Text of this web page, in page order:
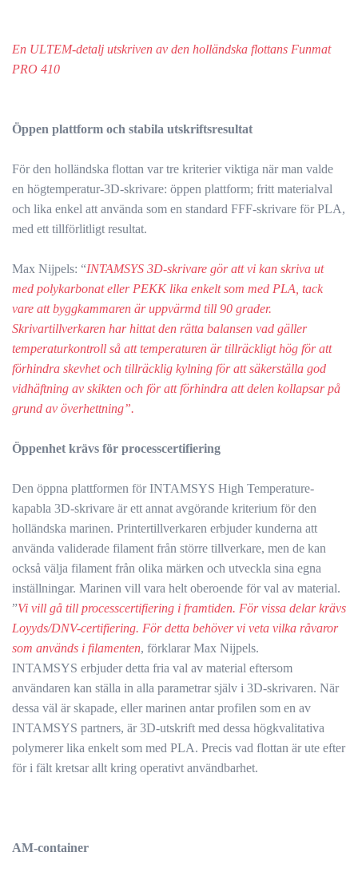
En ULTEM-detalj utskriven av den holländska flottans Funmat
PRO 410
Öppen plattform och stabila utskriftsresultat
För den holländska flottan var tre kriterier viktiga när man valde
en högtemperatur-3D-skrivare: öppen plattform; fritt materialval
och lika enkel att använda som en standard FFF-skrivare för PLA,
med ett tillförlitligt resultat.
Max Nijpels: “INTAMSYS 3D-skrivare gör att vi kan skriva ut
med polykarbonat eller PEKK lika enkelt som med PLA, tack
vare att byggkammaren är uppvärmd till 90 grader.
Skrivartillverkaren har hittat den rätta balansen vad gäller
temperaturkontroll så att temperaturen är tillräckligt hög för att
förhindra skevhet och tillräcklig kylning för att säkerställa god
vidhäftning av skikten och för att förhindra att delen kollapsar på
grund av överhettning”.
Öppenhet krävs för processcertifiering
Den öppna plattformen för INTAMSYS High Temperature-
kapabla 3D-skrivare är ett annat avgörande kriterium för den
holländska marinen. Printertillverkaren erbjuder kunderna att
använda validerade filament från större tillverkare, men de kan
också välja filament från olika märken och utveckla sina egna
inställningar. Marinen vill vara helt oberoende för val av material.
”Vi vill gå till processcertifiering i framtiden. För vissa delar krävs
Loyyds/DNV-certifiering. För detta behöver vi veta vilka råvaror
som används i filamenten, förklarar Max Nijpels.
INTAMSYS erbjuder detta fria val av material eftersom
användaren kan ställa in alla parametrar själv i 3D-skrivaren. När
dessa väl är skapade, eller marinen antar profilen som en av
INTAMSYS partners, är 3D-utskrift med dessa högkvalitativa
polymerer lika enkelt som med PLA. Precis vad flottan är ute efter
för i fält kretsar allt kring operativt användbarhet.
AM-container